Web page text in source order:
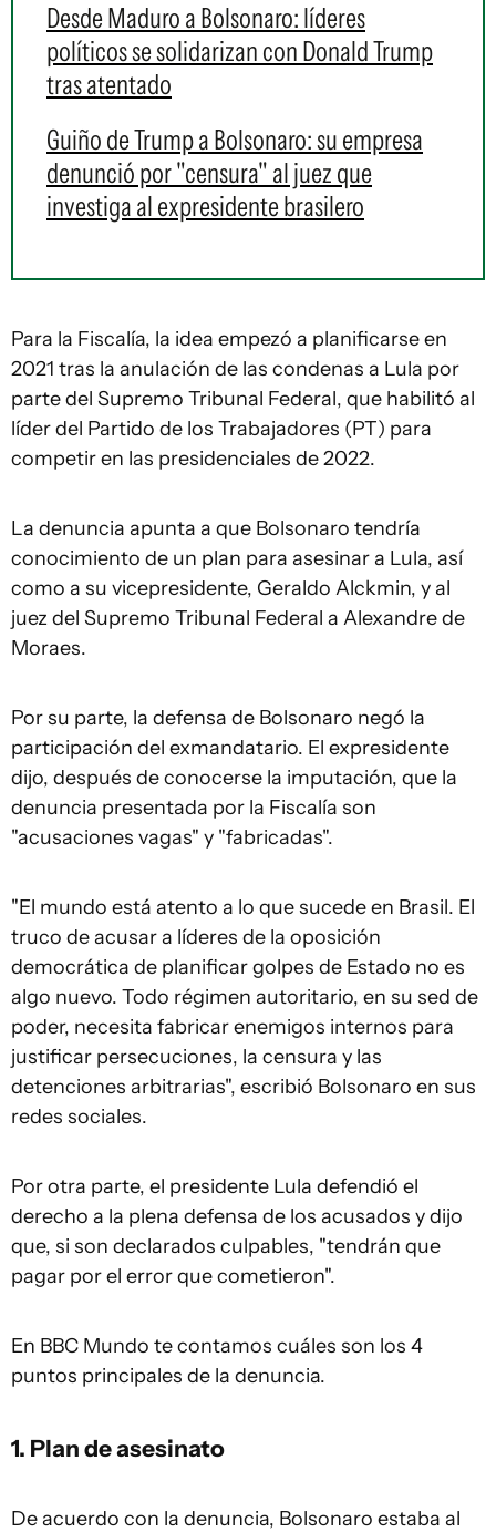
Desde Maduro a Bolsonaro: líderes
políticos se solidarizan con Donald Trump
tras atentado
Guiño de Trump a Bolsonaro: su empresa
denunció por "censura" al juez que
investiga al expresidente brasilero
Para la Fiscalía, la idea empezó a planificarse en
2021 tras la anulación de las condenas a Lula por
parte del Supremo Tribunal Federal, que habilitó al
líder del Partido de los Trabajadores (PT) para
competir en las presidenciales de 2022.
La denuncia apunta a que Bolsonaro tendría
conocimiento de un plan para asesinar a Lula, así
como a su vicepresidente, Geraldo Alckmin, y al
juez del Supremo Tribunal Federal a Alexandre de
Moraes.
Por su parte, la defensa de Bolsonaro negó la
participación del exmandatario. El expresidente
dijo, después de conocerse la imputación, que la
denuncia presentada por la Fiscalía son
"acusaciones vagas" y "fabricadas".
"El mundo está atento a lo que sucede en Brasil. El
truco de acusar a líderes de la oposición
democrática de planificar golpes de Estado no es
algo nuevo. Todo régimen autoritario, en su sed de
poder, necesita fabricar enemigos internos para
justificar persecuciones, la censura y las
detenciones arbitrarias", escribió Bolsonaro en sus
redes sociales.
Por otra parte, el presidente Lula defendió el
derecho a la plena defensa de los acusados ​​y dijo
que, si son declarados culpables, "tendrán que
pagar por el error que cometieron".
En BBC Mundo te contamos cuáles son los 4
puntos principales de la denuncia.
1. Plan de asesinato
De acuerdo con la denuncia, Bolsonaro estaba al